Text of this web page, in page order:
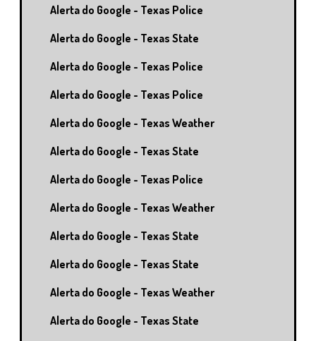
Alerta do Google - Texas Police
Alerta do Google - Texas State
Alerta do Google - Texas Police
Alerta do Google - Texas Police
Alerta do Google - Texas Weather
Alerta do Google - Texas State
Alerta do Google - Texas Police
Alerta do Google - Texas Weather
Alerta do Google - Texas State
Alerta do Google - Texas State
Alerta do Google - Texas Weather
Alerta do Google - Texas State